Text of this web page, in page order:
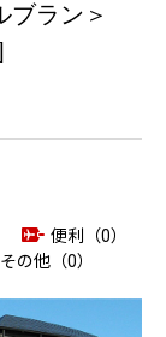
ブラン＞
便利（0）
その他（0）